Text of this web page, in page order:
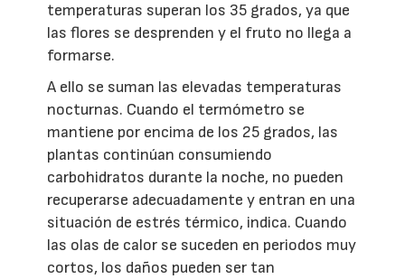
temperaturas superan los 35 grados, ya que
las flores se desprenden y el fruto no llega a
formarse.
A ello se suman las elevadas temperaturas
nocturnas. Cuando el termómetro se
mantiene por encima de los 25 grados, las
plantas continúan consumiendo
carbohidratos durante la noche, no pueden
recuperarse adecuadamente y entran en una
situación de estrés térmico, indica. Cuando
las olas de calor se suceden en periodos muy
cortos, los daños pueden ser tan